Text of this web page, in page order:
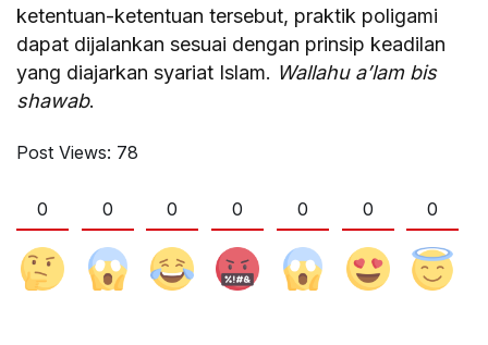
ketentuan-ketentuan tersebut, praktik poligami
dapat dijalankan sesuai dengan prinsip keadilan
yang diajarkan syariat Islam. Wallahu a’lam bis
shawab.
Post Views: 78
0 0 0 0 0 0 0